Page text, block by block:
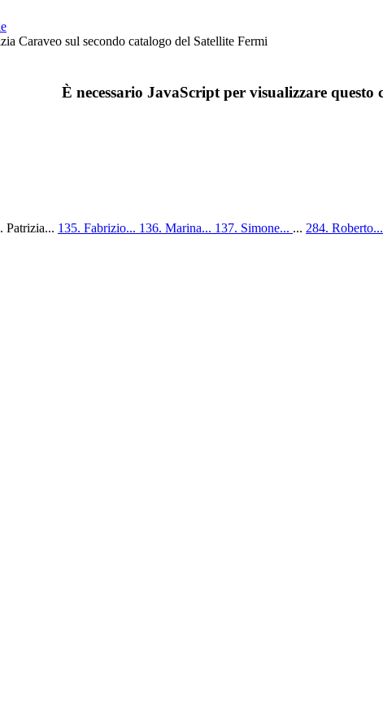
Caraveo sul secondo catalogo del Satellite Fermi
È necessario JavaScript per visualizzare questo
Patrizia... 135. Fabrizio... 136. Marina... 137. Simone... ... 284. Roberto...